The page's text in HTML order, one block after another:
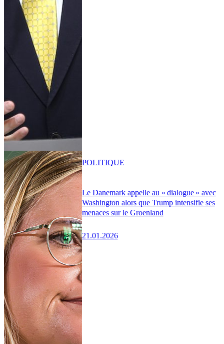
Le Danemark appelle au « dialogue » avec
Washington alors que Trump intensifie ses
menaces sur le Groenland
21.01.2026
POLITIQUE